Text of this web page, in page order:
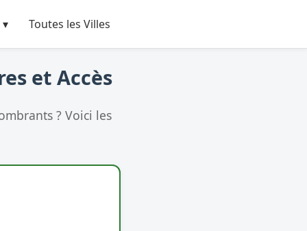
Toutes les Villes
et Accès
? Voici les